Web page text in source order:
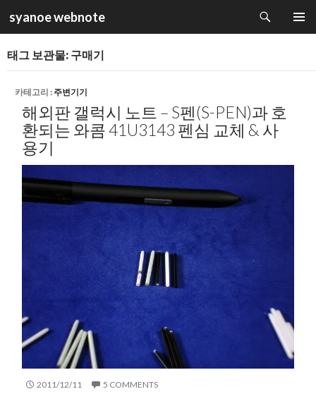
syanoe webnote
색
츠
로
건
태그 보관물: 구매기
카테고리 : 주변기기
해외판 갤럭시 노트 – S펜(S-PEN)과 호
환되는 와콤 41U3143 펜심 교체 & 사
용기
2011/12/11 5 COMMENTS